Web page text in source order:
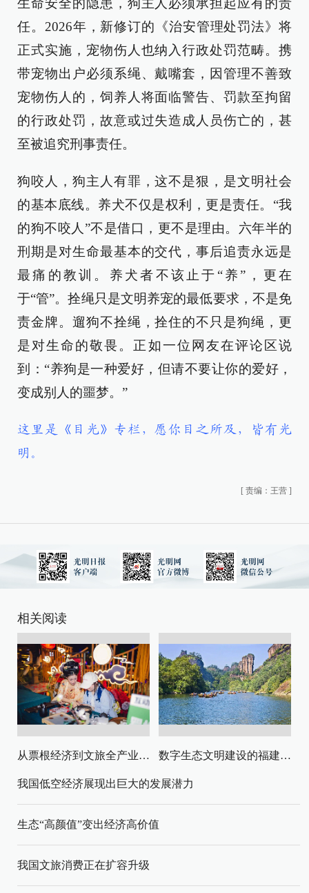
生命安全的隐患，狗主人必须承担起应有的责
任。2026年，新修订的《治安管理处罚法》将
正式实施，宠物伤人也纳入行政处罚范畴。携
带宠物出户必须系绳、戴嘴套，因管理不善致
宠物伤人的，饲养人将面临警告、罚款至拘留
的行政处罚，故意或过失造成人员伤亡的，甚
至被追究刑事责任。
狗咬人，狗主人有罪，这不是狠，是文明社会
的基本底线。养犬不仅是权利，更是责任。“我
的狗不咬人”不是借口，更不是理由。六年半的
刑期是对生命最基本的交代，事后追责永远是
最痛的教训。养犬者不该止于“养”，更在
于“管”。拴绳只是文明养宠的最低要求，不是免
责金牌。遛狗不拴绳，拴住的不只是狗绳，更
是对生命的敬畏。正如一位网友在评论区说
到：“养狗是一种爱好，但请不要让你的爱好，
变成别人的噩梦。”
这里是《目光》专栏，愿你目之所及，皆有光
明。
[ 责编：王营 ]
相关阅读
从票根经济到文旅全产业链升级 数字生态文明建设的福建路径与启示
我国低空经济展现出巨大的发展潜力
生态“高颜值”变出经济高价值
我国文旅消费正在扩容升级